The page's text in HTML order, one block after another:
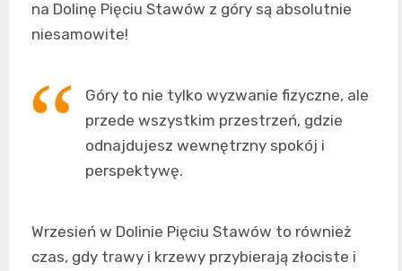
na Dolinę Pięciu Stawów z góry są absolutnie
niesamowite!
Góry to nie tylko wyzwanie fizyczne, ale
przede wszystkim przestrzeń, gdzie
odnajdujesz wewnętrzny spokój i
perspektywę.
Wrzesień w Dolinie Pięciu Stawów to również
czas, gdy trawy i krzewy przybierają złociste i